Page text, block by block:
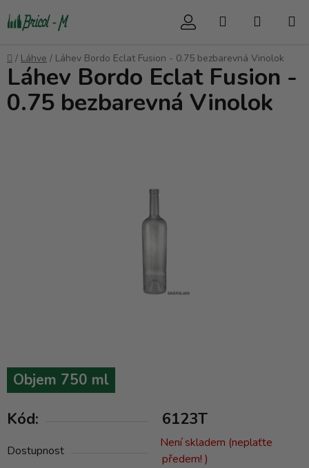
na
Hledat
Domů
/ Láhve / Láhev Bordo Eclat Fusion - 0.75 bezbarevná Vinolok
Objem 750 ml
Kód: 6123T
Dostupnost
Není skladem (neplaťte
předem! )
Láhev Bordo Eclat Fusion -
0.75 bezbarevná Vinolok